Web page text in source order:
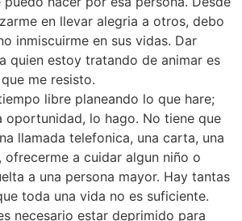
en llevar alegria a otros, debo
inmiscuirme en sus vidas. Dar
quien estoy tratando de animar es
me resisto.
libre planeando lo que hare;
oportunidad, lo hago. No tiene que
llamada telefonica, una carta, una
ofrecerme a cuidar algun niño o
a una persona mayor. Hay tantas
toda una vida no es suficiente.
necesario estar deprimido para